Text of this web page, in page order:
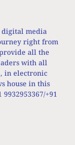
digital media
right from
all the
with all
in electronic
house in this
+91